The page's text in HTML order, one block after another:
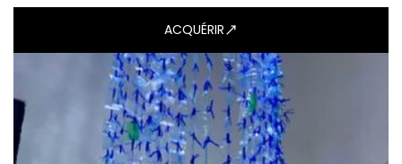
À PROPOS
CONTACT
ACQUÉRIR